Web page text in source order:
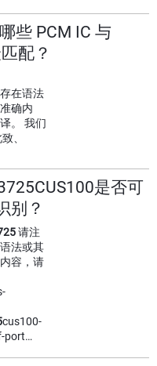
些 PCM IC 与
配？
在语法
确内
。 我们
、
是否可
别？
请注
法或其
容，请
cus100-
port…